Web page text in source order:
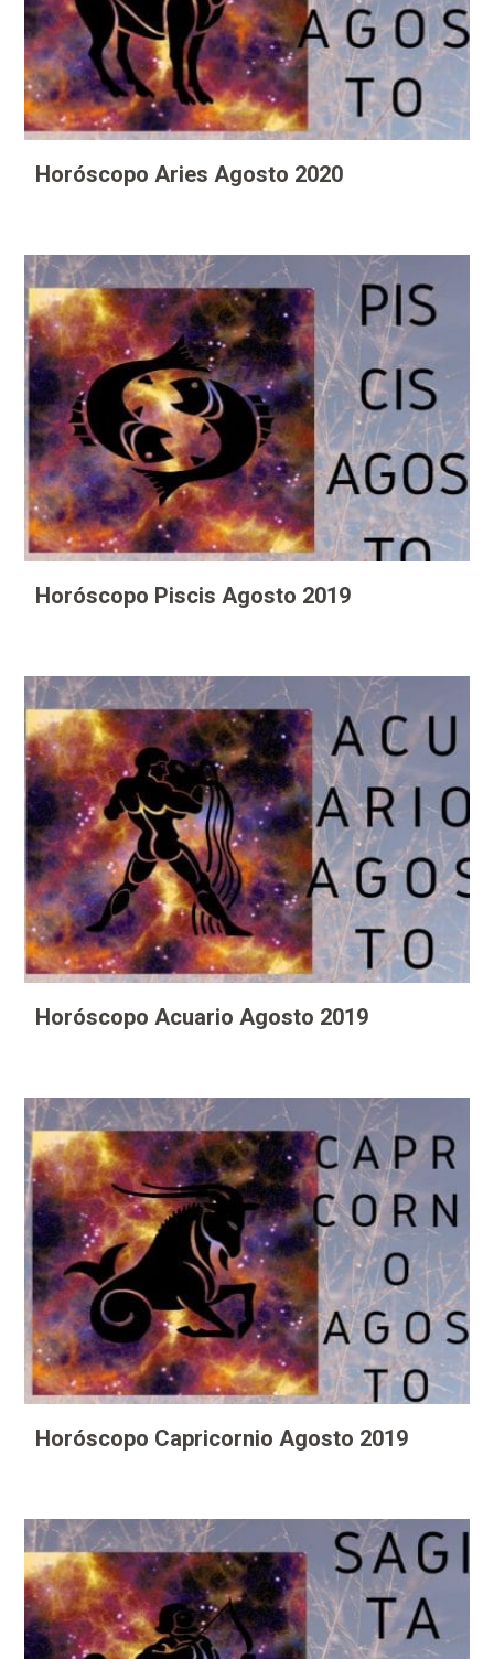
Horóscopo Aries Agosto 2020
Horóscopo Piscis Agosto 2019
Horóscopo Acuario Agosto 2019
Horóscopo Capricornio Agosto 2019